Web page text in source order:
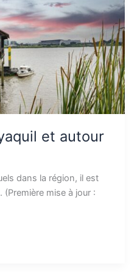
et autour
dans la région, il est
(Première mise à jour :